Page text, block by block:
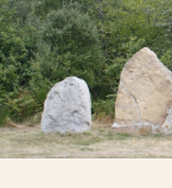
e
n
u